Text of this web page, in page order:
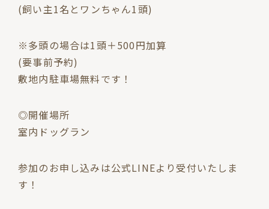
(飼い主1名とワンちゃん1頭)
※多頭の場合は1頭＋500円加算
(要事前予約)
敷地内駐車場無料です！
◎開催場所
室内ドッグラン
参加のお申し込みは公式LINEより受付いたしま
す！